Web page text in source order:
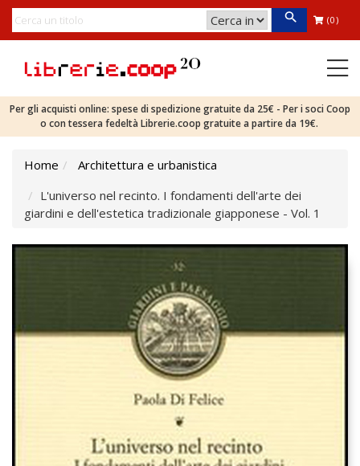
(0)
Per gli acquisti online: spese di spedizione gratuite da 25€ - Per i soci Coop
o con tessera fedeltà Librerie.coop gratuite a partire da 19€.
Home
Architettura e urbanistica
L'universo nel recinto. I fondamenti dell'arte dei
giardini e dell'estetica tradizionale giapponese - Vol. 1